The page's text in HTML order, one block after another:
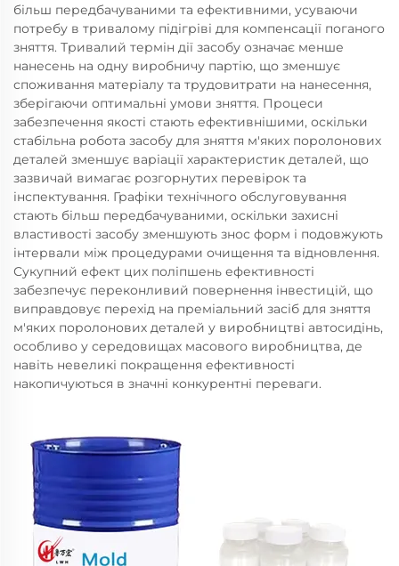
більш передбачуваними та ефективними, усуваючи
потребу в тривалому підігріві для компенсації поганого
зняття. Тривалий термін дії засобу означає менше
нанесень на одну виробничу партію, що зменшує
споживання матеріалу та трудовитрати на нанесення,
зберігаючи оптимальні умови зняття. Процеси
забезпечення якості стають ефективнішими, оскільки
стабільна робота засобу для зняття м'яких поролонових
деталей зменшує варіації характеристик деталей, що
зазвичай вимагає розгорнутих перевірок та
інспектування. Графіки технічного обслуговування
стають більш передбачуваними, оскільки захисні
властивості засобу зменшують знос форм і подовжують
інтервали між процедурами очищення та відновлення.
Сукупний ефект цих поліпшень ефективності
забезпечує переконливий повернення інвестицій, що
виправдовує перехід на преміальний засіб для зняття
м'яких поролонових деталей у виробництві автосидінь,
особливо у середовищах масового виробництва, де
навіть невеликі покращення ефективності
накопичуються в значні конкурентні переваги.